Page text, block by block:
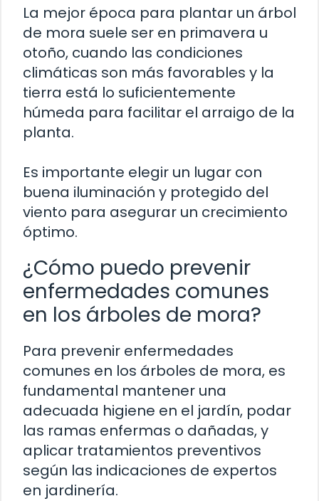
La mejor época para plantar un árbol
de mora suele ser en primavera u
otoño, cuando las condiciones
climáticas son más favorables y la
tierra está lo suficientemente
húmeda para facilitar el arraigo de la
planta.
Es importante elegir un lugar con
buena iluminación y protegido del
viento para asegurar un crecimiento
óptimo.
¿Cómo puedo prevenir
enfermedades comunes
en los árboles de mora?
Para prevenir enfermedades
comunes en los árboles de mora, es
fundamental mantener una
adecuada higiene en el jardín, podar
las ramas enfermas o dañadas, y
aplicar tratamientos preventivos
según las indicaciones de expertos
en jardinería.